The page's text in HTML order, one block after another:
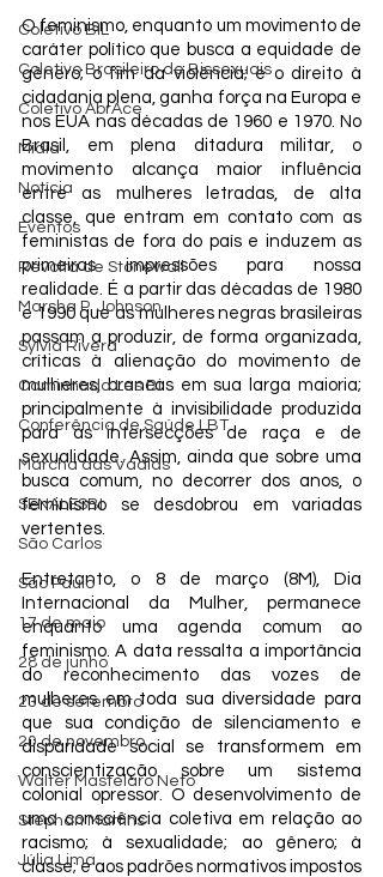
Coletivo BIL
Coletivo Brasileiro de Bissexuais
Coletivo AbrAce
Mídia
Notícia
Eventos
Revolta de Stonewall
Marsha P. Johnson
Sylvia Rivera
Caminhada Les Bi
Conferência de Saúde LBT
Marcha das Vadias
SENALESBI
São Carlos
São Paulo
17 de maio
28 de junho
23 de setembro
20 de novembro
Walter Mastelaro Neto
Stephan Martins
Júlia Lima
O feminismo, enquanto um movimento de
caráter político que busca a equidade de
gênero; o fim da violência; e o direito à
cidadania plena, ganha força na Europa e
nos EUA nas décadas de 1960 e 1970. No
Brasil, em plena ditadura militar, o
movimento alcança maior influência
entre as mulheres letradas, de alta
classe, que entram em contato com as
feministas de fora do país e induzem as
primeiras impressões para nossa
realidade. É a partir das décadas de 1980
e 1990 que as mulheres negras brasileiras
passam a produzir, de forma organizada,
críticas à alienação do movimento de
mulheres, brancas em sua larga maioria;
principalmente à invisibilidade produzida
para as intersecções de raça e de
sexualidade. Assim, ainda que sobre uma
busca comum, no decorrer dos anos, o
feminismo se desdobrou em variadas
vertentes.
Entretanto, o 8 de março (8M), Dia
Internacional da Mulher, permanece
enquanto uma agenda comum ao
feminismo. A data ressalta a importância
do reconhecimento das vozes de
mulheres em toda sua diversidade para
que sua condição de silenciamento e
disparidade social se transformem em
conscientização sobre um sistema
colonial opressor. O desenvolvimento de
uma consciência coletiva em relação ao
racismo; à sexualidade; ao gênero; à
classe; e aos padrões normativos impostos